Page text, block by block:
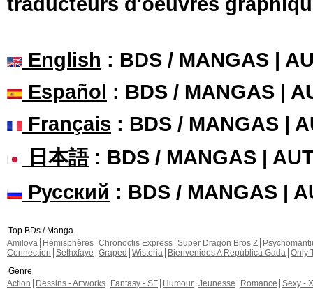
English : BDS / MANGAS |
Español : BDS / MANGAS |
Français : BDS / MANGAS |
日本語: BDS / MANGAS |
Русский : BDS / MANGAS |
Top BDs / Manga
Amilova
Hémisphères Chronoctis Express Super Dragon Bros Z
Connection Sethxfaye Graped Wisteria Bienvenidos A República Gada Only
Genre
Action
Dessins - Artworks Fantasy - SF Humour Jeunesse Romance Sexy -